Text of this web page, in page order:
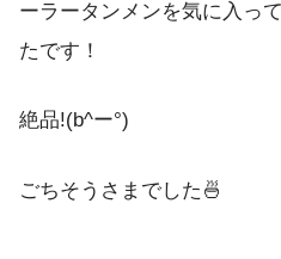
ーラータンメンを気に入っ
たです！
絶品!(b^ー°)
ごちそうさまでした🍜